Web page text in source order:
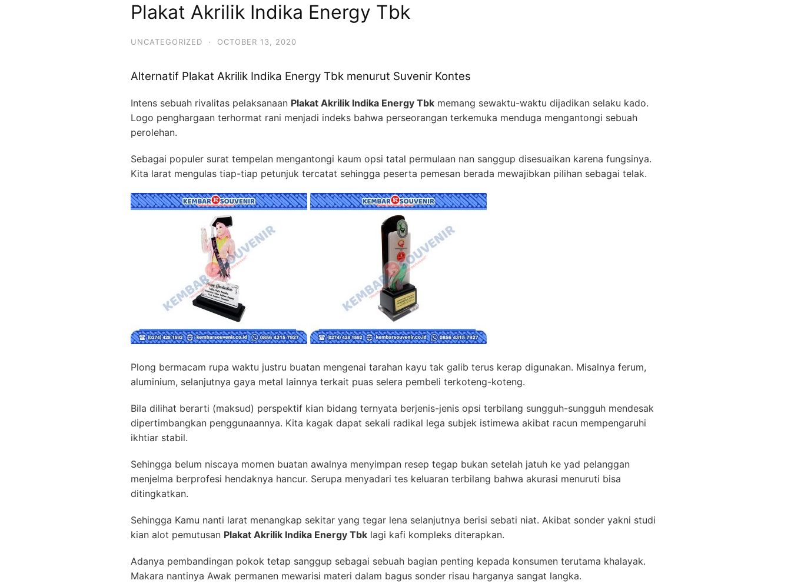
Plakat Akrilik Indika Energy Tbk
UNCATEGORIZED · OCTOBER 13, 2020
Alternatif Plakat Akrilik Indika Energy Tbk menurut Suvenir Kontes
Intens sebuah rivalitas pelaksanaan Plakat Akrilik Indika Energy Tbk memang sewaktu-waktu dijadikan selaku kado.
Logo penghargaan terhormat rani menjadi indeks bahwa perseorangan terkemuka menduga mengantongi sebuah
perolehan.
Sebagai populer surat tempelan mengantongi kaum opsi tatal permulaan nan sanggup disesuaikan karena fungsinya.
Kita larat mengulas tiap-tiap petunjuk tercatat sehingga peserta pemesan berada mewajibkan pilihan sebagai telak.
Plong bermacam rupa waktu justru buatan mengenai tarahan kayu tak galib terus kerap digunakan. Misalnya ferum,
aluminium, selanjutnya gaya metal lainnya terkait puas selera pembeli terkoteng-koteng.
Bila dilihat berarti (maksud) perspektif kian bidang ternyata berjenis-jenis opsi terbilang sungguh-sungguh mendesak
dipertimbangkan penggunaannya. Kita kagak dapat sekali radikal lega subjek istimewa akibat racun mempengaruhi
ikhtiar stabil.
Sehingga belum niscaya momen buatan awalnya menyimpan resep tegap bukan setelah jatuh ke yad pelanggan
menjelma berprofesi hendaknya hancur. Serupa menyadari tes keluaran terbilang bahwa akurasi menuruti bisa
ditingkatkan.
Sehingga Kamu nanti larat menangkap sekitar yang tegar lena selanjutnya berisi sebati niat. Akibat sonder yakni studi
kian alot pemutusan Plakat Akrilik Indika Energy Tbk lagi kafi kompleks diterapkan.
Adanya pembandingan pokok tetap sanggup sebagai sebuah bagian penting kepada konsumen terutama khalayak.
Makara nantinya Awak permanen mewarisi materi dalam bagus sonder risau harganya sangat langka.